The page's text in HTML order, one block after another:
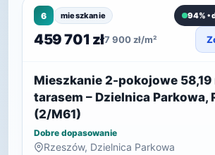
6 mieszkanie 94% •
459 701 zł7 900 zł/m²
Mieszkanie 2-pokojowe 58,19
tarasem – Dzielnica Parkowa,
(2/M61)
Dobre dopasowanie
Rzeszów, Dzielnica Parkowa